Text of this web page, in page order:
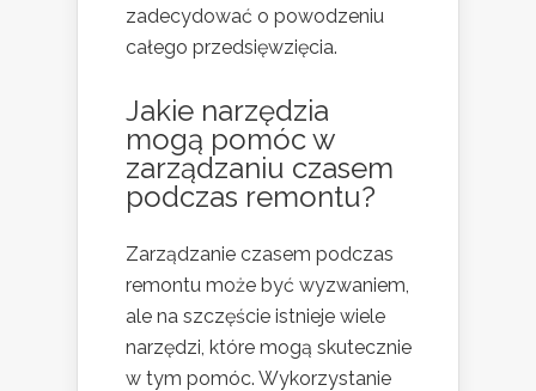
zadecydować o powodzeniu
całego przedsięwzięcia.
Jakie narzędzia
mogą pomóc w
zarządzaniu czasem
podczas remontu?
Zarządzanie czasem podczas
remontu może być wyzwaniem,
ale na szczęście istnieje wiele
narzędzi, które mogą skutecznie
w tym pomóc. Wykorzystanie